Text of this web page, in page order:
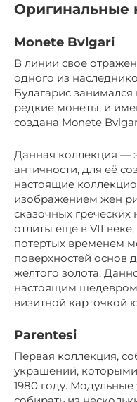
Оригинальные
Monete Bvlgari
В линии свое
одного из
Булагарис
редкие монеты, и
создана Monete
Данная коллекция —
античности, для её
настоящие
изображением жен
сказочных
отлиты еще в VII
потертых временем
поверхностей основ
желтого золота.
настоящим шедевром
визитной карточкой
Parentesi
Первая коллекция,
украшений,
1980 году.